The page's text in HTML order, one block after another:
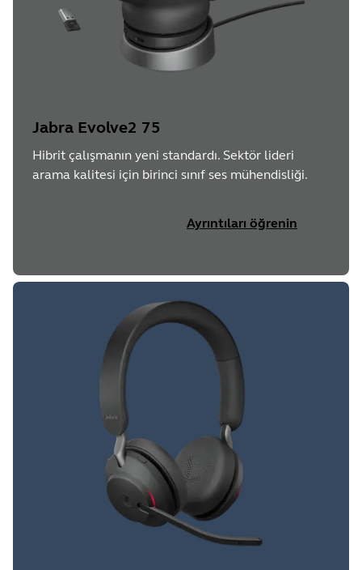
Jabra Evolve2 75
Hibrit çalışmanın yeni standardı. Sektör lideri
arama kalitesi için birinci sınıf ses mühendisliği.
Ayrıntıları öğrenin